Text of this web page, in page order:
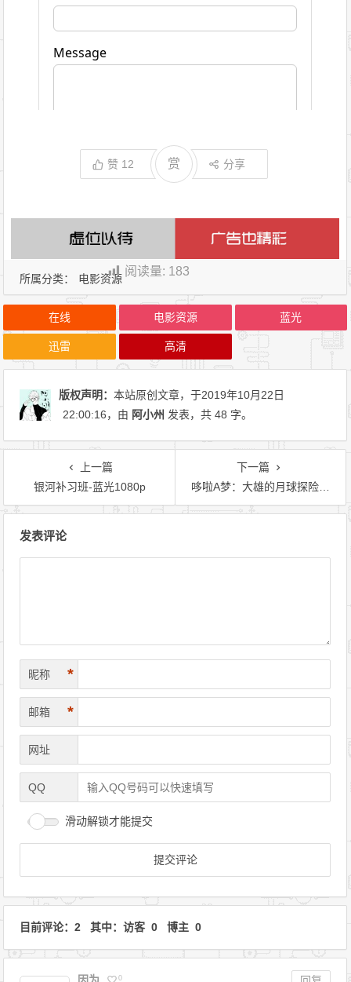
所属分类： 电影资源
阅读量: 183
赞 12 赏 分享
在线 电影资源 蓝光
迅雷 高清
版权声明：本站原创文章，于2019年10月22日
22:00:16，由 阿小州 发表，共 48 字。
上一篇
银河补习班-蓝光1080p
下一篇
哆啦A梦：大雄的月球探险记-1080P蓝光
发表评论
昵称 *
邮箱 *
网址
QQ
滑动解锁才能提交
目前评论：2 其中：访客 0 博主 0
0